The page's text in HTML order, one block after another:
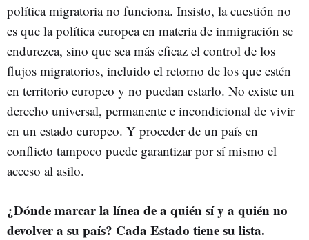
política migratoria no funciona. Insisto, la cuestión no
es que la política europea en materia de inmigración se
endurezca, sino que sea más eficaz el control de los
flujos migratorios, incluido el retorno de los que estén
en territorio europeo y no puedan estarlo. No existe un
derecho universal, permanente e incondicional de vivir
en un estado europeo. Y proceder de un país en
conflicto tampoco puede garantizar por sí mismo el
acceso al asilo.
¿Dónde marcar la línea de a quién sí y a quién no
devolver a su país? Cada Estado tiene su lista.